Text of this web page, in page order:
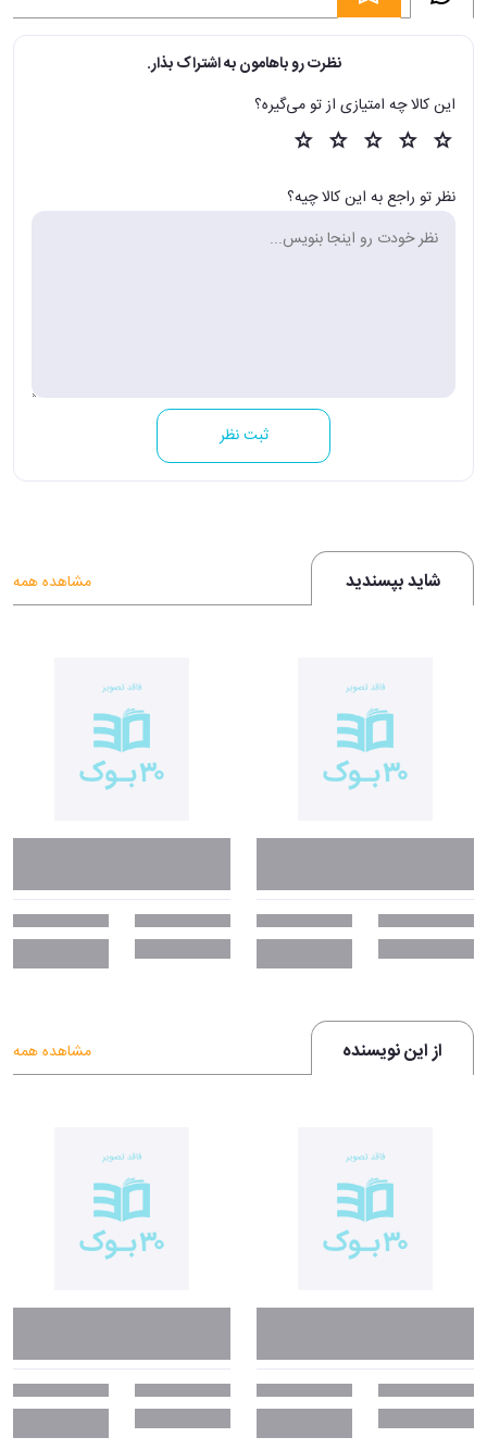
نظرت رو باهامون به اشتراک بذار.
این کالا چه امتیازی از تو می‌گیره؟
نظر تو راجع به این کالا چیه؟
ثبت نظر
شاید بپسندید مشاهده همه
از این نویسنده مشاهده همه